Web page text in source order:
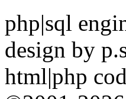
php|sql
design by
html|php